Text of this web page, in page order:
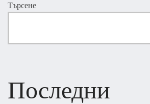
Търсене
Последни